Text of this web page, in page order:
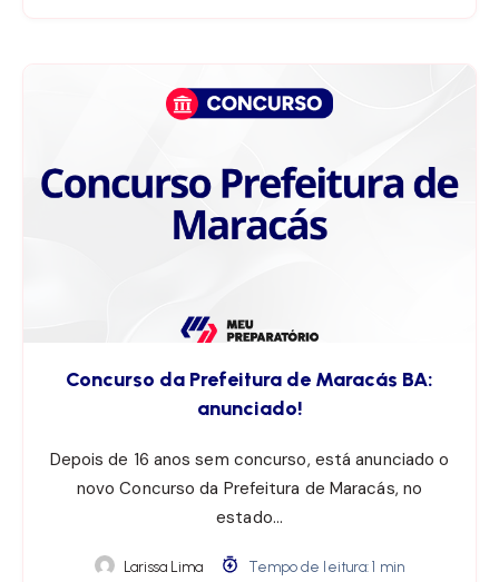
Concurso da Prefeitura de Maracás BA:
anunciado!
Depois de 16 anos sem concurso, está anunciado o
novo Concurso da Prefeitura de Maracás, no
estado…
Larissa Lima Tempo de leitura: 1 min